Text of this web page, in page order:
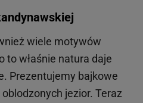
wiele motywów
to właśnie natura daje
Prezentujemy bajkowe
jezior. Teraz